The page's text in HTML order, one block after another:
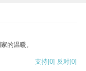
的温暖。
支持[0] 反对[0]